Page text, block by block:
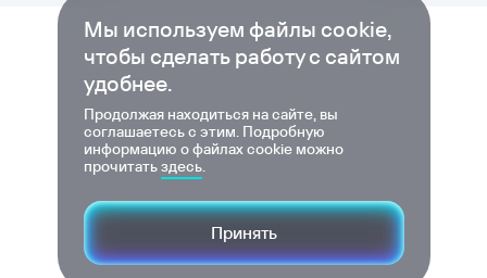
Мы используем файлы cookie,
чтобы сделать работу с сайтом
удобнее.
Продолжая находиться на сайте, вы
соглашаетесь с этим. Подробную
информацию о файлах cookie можно
прочитатьздесь.
Принять